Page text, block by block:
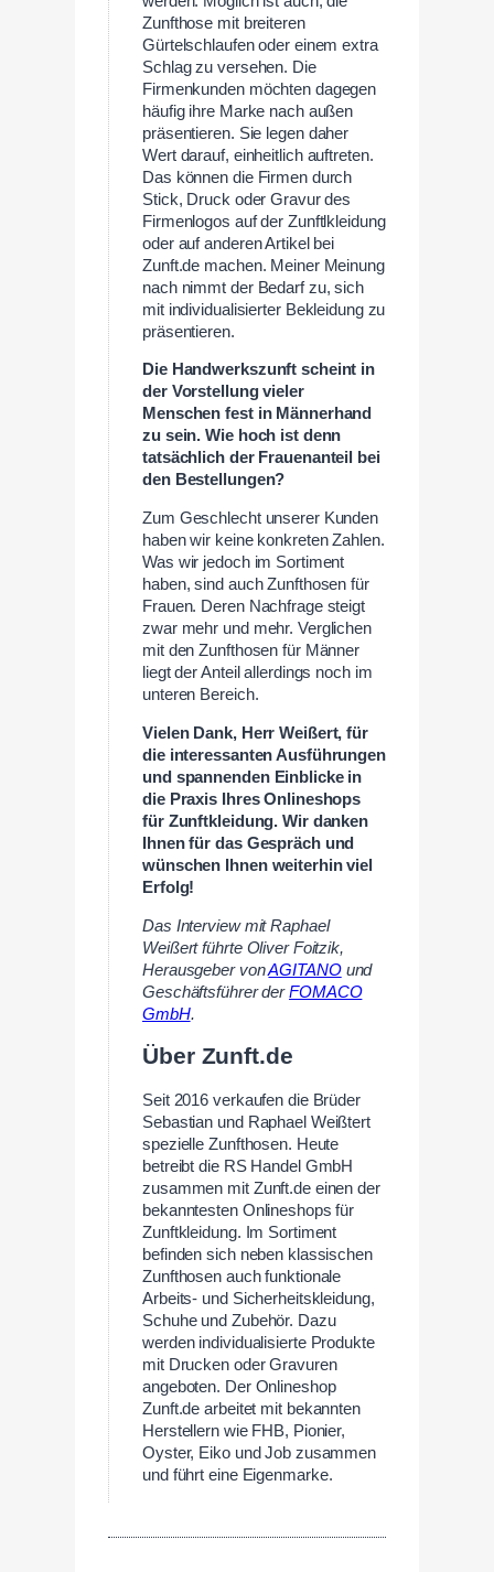
Zunfthose mit breiteren
Gürtelschlaufen oder einem extra
Schlag zu versehen. Die
Firmenkunden möchten dagegen
häufig ihre Marke nach außen
präsentieren. Sie legen daher
Wert darauf, einheitlich auftreten.
Das können die Firmen durch
Stick, Druck oder Gravur des
Firmenlogos auf der Zunftlkleidung
oder auf anderen Artikel bei
Zunft.de machen. Meiner Meinung
nach nimmt der Bedarf zu, sich
mit individualisierter Bekleidung zu
präsentieren.
Die Handwerkszunft scheint in
der Vorstellung vieler
Menschen fest in Männerhand
zu sein. Wie hoch ist denn
tatsächlich der Frauenanteil bei
den Bestellungen?
Zum Geschlecht unserer Kunden
haben wir keine konkreten Zahlen.
Was wir jedoch im Sortiment
haben, sind auch Zunfthosen für
Frauen. Deren Nachfrage steigt
zwar mehr und mehr. Verglichen
mit den Zunfthosen für Männer
liegt der Anteil allerdings noch im
unteren Bereich.
Vielen Dank, Herr Weißert, für
die interessanten Ausführungen
und spannenden Einblicke in
die Praxis Ihres Onlineshops
für Zunftkleidung. Wir danken
Ihnen für das Gespräch und
wünschen Ihnen weiterhin viel
Erfolg!
Das Interview mit Raphael
Weißert führte Oliver Foitzik,
Herausgeber vonAGITANOund
Geschäftsführer derFOMACO
GmbH.
Über Zunft.de
Seit 2016 verkaufen die Brüder
Sebastian und Raphael Weißtert
spezielle Zunfthosen. Heute
betreibt die RS Handel GmbH
zusammen mit Zunft.de einen der
bekanntesten Onlineshops für
Zunftkleidung. Im Sortiment
befinden sich neben klassischen
Zunfthosen auch funktionale
Arbeits- und Sicherheitskleidung,
Schuhe und Zubehör. Dazu
werden individualisierte Produkte
mit Drucken oder Gravuren
angeboten. Der Onlineshop
Zunft.de arbeitet mit bekannten
Herstellern wie FHB, Pionier,
Oyster, Eiko und Job zusammen
und führt eine Eigenmarke.